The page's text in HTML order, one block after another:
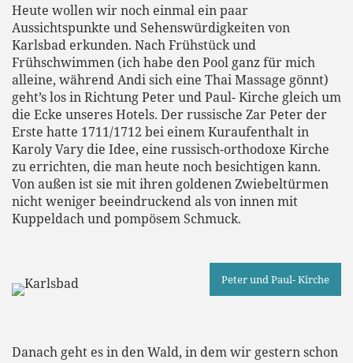
Heute wollen wir noch einmal ein paar
Aussichtspunkte und Sehenswürdigkeiten von
Karlsbad erkunden. Nach Frühstück und
Frühschwimmen (ich habe den Pool ganz für mich
alleine, während Andi sich eine Thai Massage gönnt)
geht’s los in Richtung Peter und Paul- Kirche gleich um
die Ecke unseres Hotels. Der russische Zar Peter der
Erste hatte 1711/1712 bei einem Kuraufenthalt in
Karoly Vary die Idee, eine russisch-orthodoxe Kirche
zu errichten, die man heute noch besichtigen kann.
Von außen ist sie mit ihren goldenen Zwiebeltürmen
nicht weniger beeindruckend als von innen mit
Kuppeldach und pompösem Schmuck.
Peter und Paul- Kirche
Danach geht es in den Wald, in dem wir gestern schon